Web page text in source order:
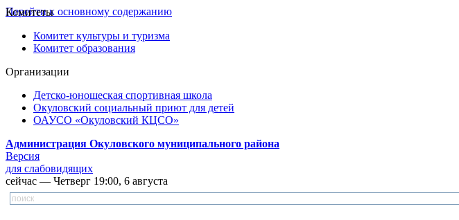
Перейти к основному содержанию
Комитеты
Комитет культуры и туризма
Комитет образования
Организации
Детско-юношеская спортивная школа
Окуловский социальный приют для детей
ОАУСО «Окуловский КЦСО»
Администрация Окуловского муниципального района
Версия
для слабовидящих
сейчас — Четверг 19:00, 6 августа